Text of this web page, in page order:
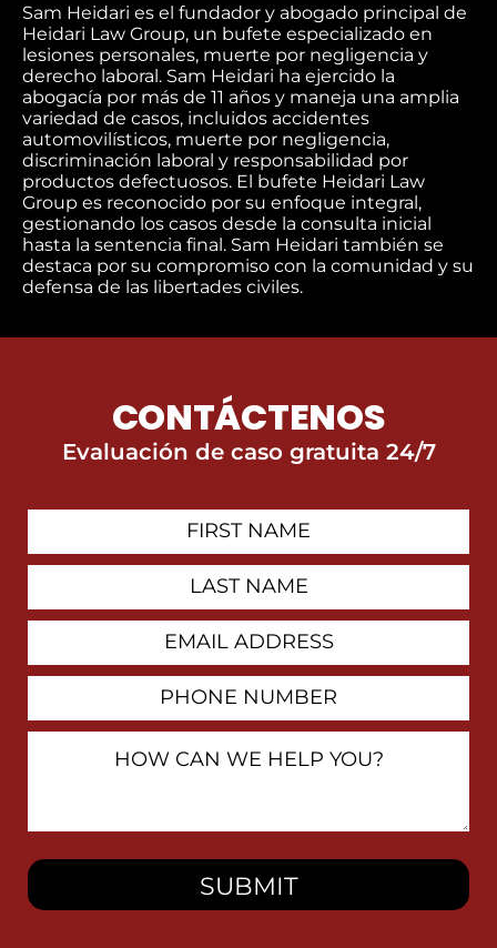
Sam Heidari es el fundador y abogado principal de
Heidari Law Group, un bufete especializado en
lesiones personales, muerte por negligencia y
derecho laboral. Sam Heidari ha ejercido la
abogacía por más de 11 años y maneja una amplia
variedad de casos, incluidos accidentes
automovilísticos, muerte por negligencia,
discriminación laboral y responsabilidad por
productos defectuosos. El bufete Heidari Law
Group es reconocido por su enfoque integral,
gestionando los casos desde la consulta inicial
hasta la sentencia final. Sam Heidari también se
destaca por su compromiso con la comunidad y su
defensa de las libertades civiles.
CONTÁCTENOS
Evaluación de caso gratuita 24/7
You?